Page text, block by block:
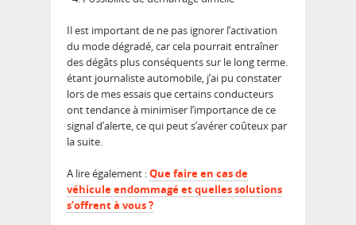
Il est important de ne pas ignorer l’activation
du mode dégradé, car cela pourrait entraîner
des dégâts plus conséquents sur le long terme.
étant journaliste automobile, j’ai pu constater
lors de mes essais que certains conducteurs
ont tendance à minimiser l’importance de ce
signal d’alerte, ce qui peut s’avérer coûteux par
la suite.
A lire également :Que faire en cas de
véhicule endommagé et quelles solutions
s’offrent à vous ?